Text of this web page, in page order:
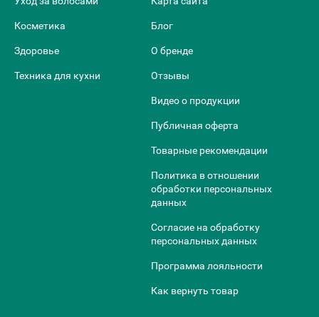
Косметика
Здоровье
Техника для кухни
Блог
О бренде
Отзывы
Видео о продукции
Публичная оферта
Товарные рекомендации
Политика в отношении
обработки персональных
данных
Согласие на обработку
персональных данных
Программа лояльности
Как вернуть товар